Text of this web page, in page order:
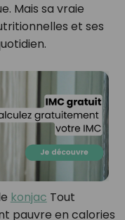
Mais sa vraie
et ses
konjac Tout
pauvre en calories